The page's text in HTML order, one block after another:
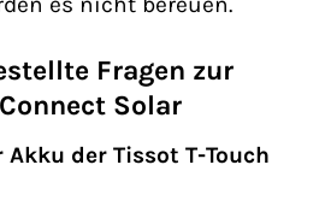
Fragen zur
Solar
der Tissot T-Touch